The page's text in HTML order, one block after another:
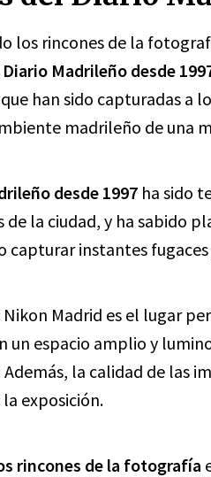
los rincones de la
Madrileño desde
han sido capturadas a
madrileño de una
desde 1997 ha sido
de la ciudad, y ha sabido
capturar instantes
Nikon Madrid es el lugar
un espacio amplio y
Además, la calidad de las
la exposición.
rincones de la fotografía